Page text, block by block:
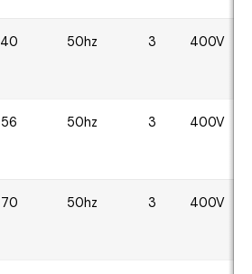
40 50hz 3 400V
56 50hz 3 400V
70 50hz 3 400V